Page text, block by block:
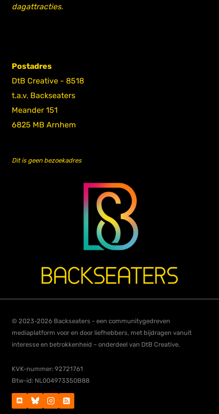
dagattracties.
Postadres
DtB Creative - 8518
t.a.v. Backseaters
Meander 151
6825 MB Arnhem
Dit is geen bezoekadres
© 2023-2026 Backseaters - een communitygedreven
mediaplatform voor en door liefhebbers, met bijdragen vanuit
interesse en betrokkenheid – onderdeel van DtB Creative.
KVK-nummer: 92721761
Btw-id: NL004973350B88